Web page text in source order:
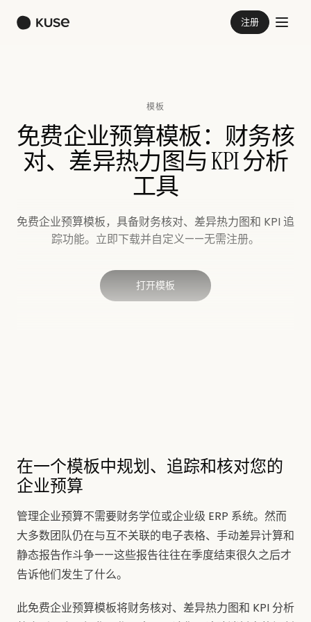
注册
模板
免费企业预算模板：财务核
对、差异热力图与 KPI 分析
工具
免费企业预算模板，具备财务核对、差异热力图和 KPI 追
踪功能。立即下载并自定义——无需注册。
打开模板
在一个模板中规划、追踪和核对您的
企业预算
管理企业预算不需要财务学位或企业级 ERP 系统。然而
大多数团队仍在与互不关联的电子表格、手动差异计算和
静态报告作斗争——这些报告往往在季度结束很久之后才
告诉他们发生了什么。
此免费企业预算模板将财务核对、差异热力图和 KPI 分析